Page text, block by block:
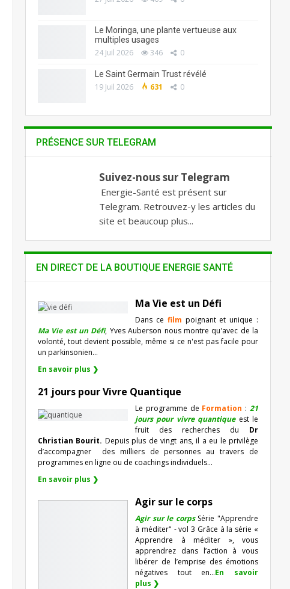
Le Moringa, une plante vertueuse aux
multiples usages
24 Juil 2026 346 0
Le Saint Germain Trust révélé
19 Juil 2026 631 0
PRÉSENCE SUR TELEGRAM
Suivez-nous sur Telegram
Energie-Santé est présent sur
Telegram. Retrouvez-y les articles du
site et beaucoup plus...
EN DIRECT DE LA BOUTIQUE ENERGIE SANTÉ
Ma Vie est un Défi
Dans ce film poignant et unique :
Ma Vie est un Défi, Yves Auberson nous montre qu'avec de la
volonté, tout devient possible, même si ce n'est pas facile pour
un parkinsonien…
En savoir plus ❯
21 jours pour Vivre Quantique
Le programme de Formation :21
jours pour vivre quantiqueest le
fruit des recherches du Dr
Christian Bourit. Depuis plus de vingt ans, il a eu le privilège
d’accompagner
des milliers de personnes au travers de
programmes en ligne ou de coachings individuels…
En savoir plus ❯
Agir sur le corps
Agir sur le corpsSérie "Apprendre
à méditer" - vol 3 Grâce à la série «
Apprendre à méditer », vous
apprendrez dans l’action à vous
libérer de l’emprise des émotions
négatives tout en...En savoir
plus ❯